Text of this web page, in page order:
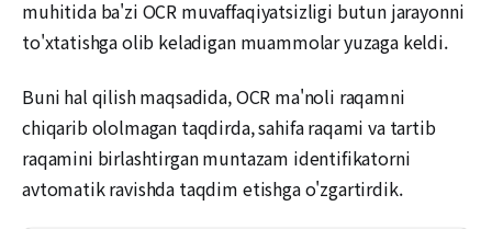
muhitida ba'zi OCR muvaffaqiyatsizligi butun jarayonni
to'xtatishga olib keladigan muammolar yuzaga keldi.
Buni hal qilish maqsadida, OCR ma'noli raqamni
chiqarib ololmagan taqdirda, sahifa raqami va tartib
raqamini birlashtirgan muntazam identifikatorni
avtomatik ravishda taqdim etishga o'zgartirdik.